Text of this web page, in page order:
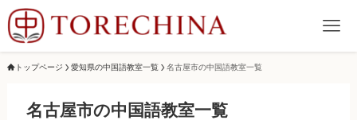
トップページ 愛知県の中国語教室一覧 名古屋市の中国語教室一覧
名古屋市の中国語教室一覧